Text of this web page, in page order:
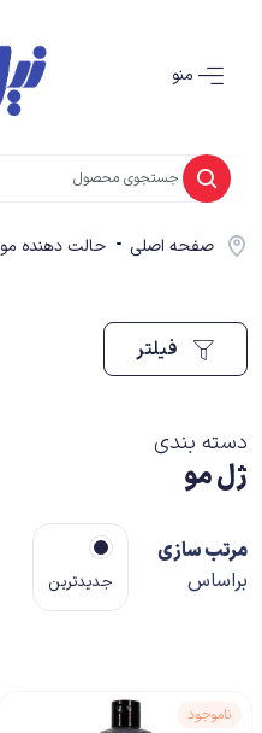
صفحه اصلی حالت دهنده مو
دسته بندی
ژل مو
مرتب سازی
براساس
جدیدترین
ناموجود